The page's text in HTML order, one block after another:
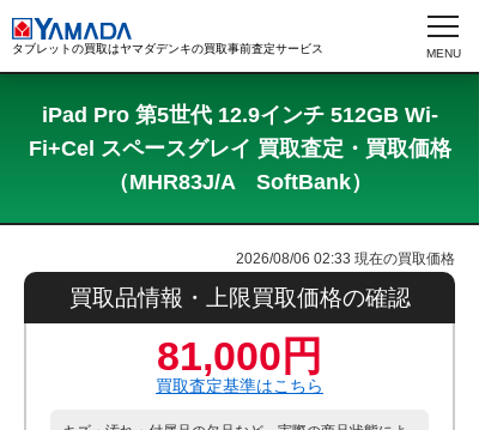
タブレットの買取はヤマダデンキの買取事前査定サービス
iPad Pro 第5世代 12.9インチ 512GB Wi-
Fi+Cel スペースグレイ 買取査定・買取価格
（MHR83J/A SoftBank）
2026/08/06 02:33 現在の買取価格
買取品情報・上限買取価格の確認
81,000円
買取査定基準はこちら